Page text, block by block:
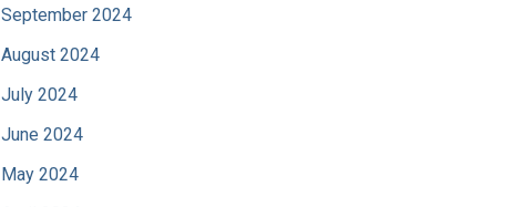
September 2024
August 2024
July 2024
June 2024
May 2024